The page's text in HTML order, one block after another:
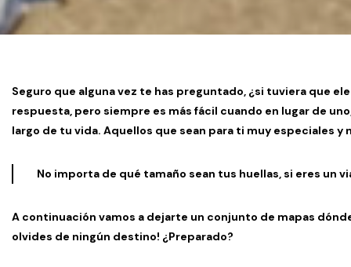
Seguro que alguna vez te has preguntado, ¿si tuviera que
respuesta, pero siempre es más fácil cuando en lugar de
largo de tu vida. Aquellos que sean para ti muy especiales
No importa de qué tamaño sean tus huellas, si eres un
A continuación vamos a dejarte un conjunto de mapas
olvides de ningún destino! ¿Preparado?